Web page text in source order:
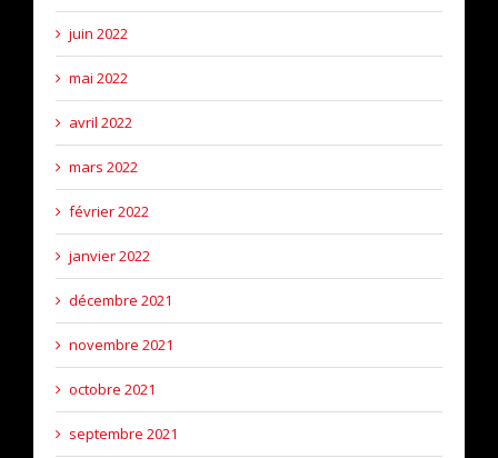
juin 2022
mai 2022
avril 2022
mars 2022
février 2022
janvier 2022
décembre 2021
novembre 2021
octobre 2021
septembre 2021